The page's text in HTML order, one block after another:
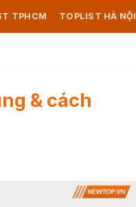
TPHCM TOPLIST HÀ NỘI
& cách